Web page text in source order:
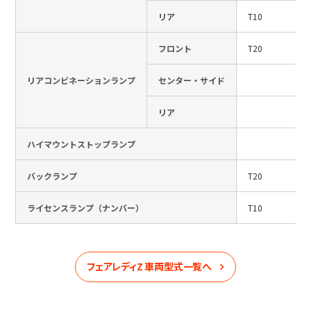
リア T10
リアコンビネーションランプ
フロント T20
センター・サイド
リア
ハイマウントストップランプ
バックランプ T20
ライセンスランプ（ナンバー） T10
フェアレディZ車両型式一覧へ